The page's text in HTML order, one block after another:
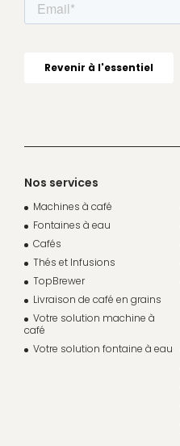
Nos services
Machines à café
Fontaines à eau
Cafés
Thés et Infusions
TopBrewer
Livraison de café en grains
Votre solution machine à
café
Votre solution fontaine à eau